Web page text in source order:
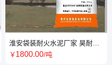
淮安袋装耐火水泥厂家 昊耐高
铝耐火水泥
￥1800.00/吨